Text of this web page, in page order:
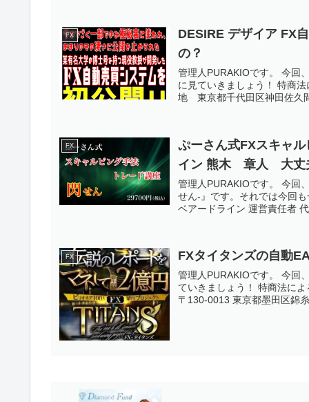
FX
DESIRE デザイア FX
の？
管理人PURAKIOです。 今回
に見ていきましょう！ 特商
地 東京都千代田区神田佐久
FX
ぷーさん式FXスキャ
イン 熊木 章人 大丈
管理人PURAKIOです。 今回
せん-』です。それでは今回
ベアードライン 運営責任者
FX FXタイタンズの自動
管理人PURAKIOです。 今回
ていきましょう！ 特商法に
〒130-0013 東京都墨田区錦